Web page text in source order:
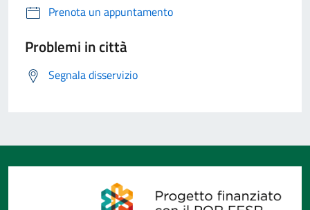
Prenota un appuntamento
Problemi in città
Segnala disservizio